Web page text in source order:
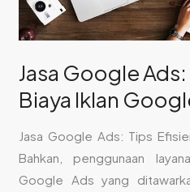
Jasa Google
Biaya Iklan
Jasa Google Ads: Tips
Bahkan, penggunaan
Google Ads yang
Ads